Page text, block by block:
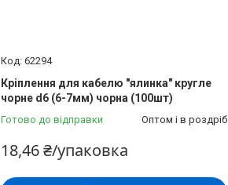
62294
Кріплення для кабелю "ялинка" кругле
чорне d6 (6-7мм) чорна (100шт)
Готово до відправки Оптом і в роздріб
18,46 ₴/упаковка